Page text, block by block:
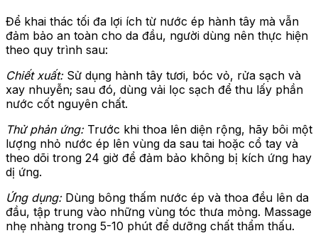
Để khai thác tối đa lợi ích từ nước ép hành tây mà vẫn
đảm bảo an toàn cho da đầu, người dùng nên thực hiện
theo quy trình sau:
Chiết xuất: Sử dụng hành tây tươi, bóc vỏ, rửa sạch và
xay nhuyễn; sau đó, dùng vải lọc sạch để thu lấy phần
nước cốt nguyên chất.
Thử phản ứng: Trước khi thoa lên diện rộng, hãy bôi một
lượng nhỏ nước ép lên vùng da sau tai hoặc cổ tay và
theo dõi trong 24 giờ để đảm bảo không bị kích ứng hay
dị ứng.
Ứng dụng: Dùng bông thấm nước ép và thoa đều lên da
đầu, tập trung vào những vùng tóc thưa mỏng. Massage
nhẹ nhàng trong 5-10 phút để dưỡng chất thẩm thấu.